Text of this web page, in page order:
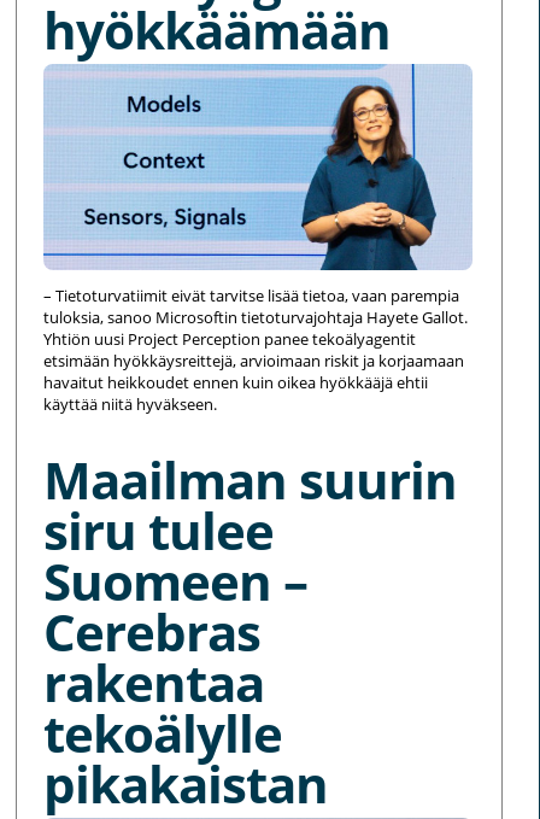
hyökkäämään
– Tietoturvatiimit eivät tarvitse lisää tietoa, vaan parempia
tuloksia, sanoo Microsoftin tietoturvajohtaja Hayete Gallot.
Yhtiön uusi Project Perception panee tekoälyagentit
etsimään hyökkäysreittejä, arvioimaan riskit ja korjaamaan
havaitut heikkoudet ennen kuin oikea hyökkääjä ehtii
käyttää niitä hyväkseen.
Maailman suurin
siru tulee
Suomeen –
Cerebras
rakentaa
tekoälylle
pikakaistan